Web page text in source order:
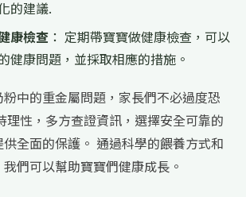
的建議.
康檢查 ： 定期帶寶寶做健康檢查，可以
健康問題，並採取相應的措施。
中的重金屬問題，家長們不必過度恐
理性，多方查證資訊，選擇安全可靠的
全面的保護。 通過科學的餵養方式和
們可以幫助寶寶們健康成長。